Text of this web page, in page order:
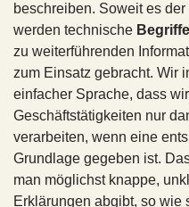
beschreiben. Soweit es
werden technische
zu weiterführenden
zum Einsatz gebracht. Wir
einfacher Sprache, dass
Geschäftstätigkeiten nur
verarbeiten, wenn eine
Grundlage gegeben ist.
man möglichst knappe,
Erklärungen abgibt, so wie